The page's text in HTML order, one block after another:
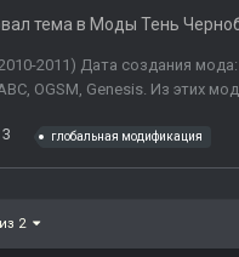
тема в Моды Тень
2011) Дата создания
OGSM, Genesis. Из этих
3 глобальная модификация
2